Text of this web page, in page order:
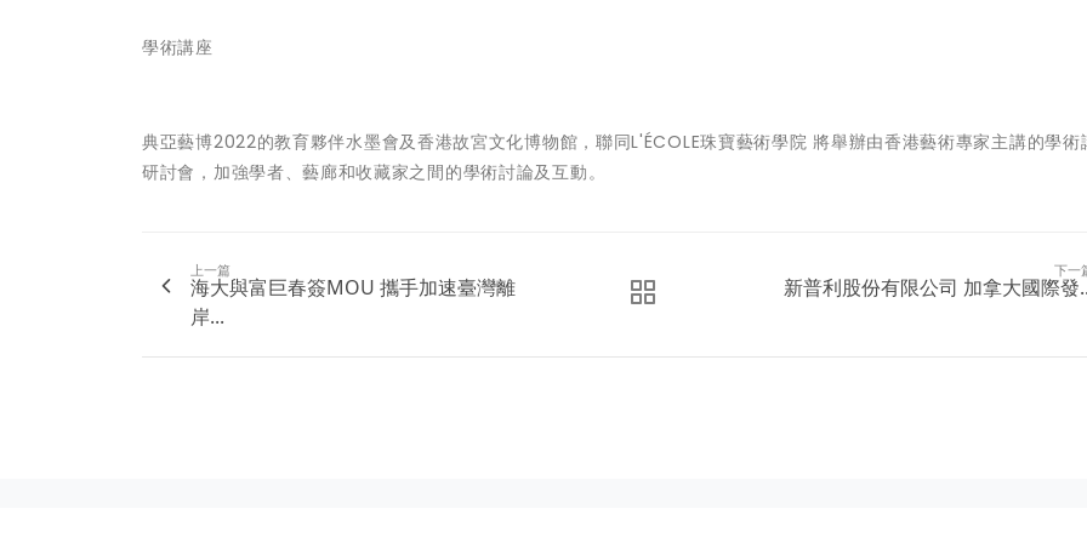
學術講座
典亞藝博2022的教育夥伴水墨會及香港故宮文化博物館 ，聯同L'ÉCOLE珠寶藝術學院 將舉辦由香港藝術專家主講的學術
研討會，加強學者、藝廊和收藏家之間的學術討論及互動。
上一篇
海大與富巨春簽MOU 攜手加速臺灣離
岸...
下一
新普利股份有限公司 加拿大國際發